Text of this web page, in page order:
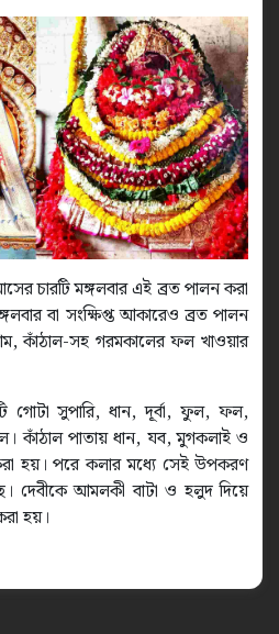
চারটি মঙ্গলবার এই ব্রত পালন করা
বা সংক্ষিপ্ত আকারেও ব্রত পালন
কাঁঠাল-সহ গরমকালের ফল খাওয়ার
গোটা সুপারি, ধান, দূর্বা, ফুল, ফল,
কাঁঠাল পাতায় ধান, যব, মুগকলাই ও
হয়। পরে কলার মধ্যে সেই উপকরণ
দেবীকে আমলকী বাটা ও হলুদ দিয়ে
হয়।